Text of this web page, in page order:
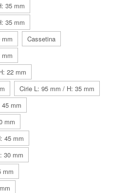
35 mm
35 mm
Cassetina
22 mm
Cirie L: 95 mm / H: 35 mm
mm
mm
45 mm
30 mm
mm